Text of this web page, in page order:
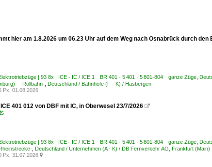
hier am 1.8.2026 um 06.23 Uhr auf dem Weg nach Osnabrück durch den
| 93 8x | ICE - IC / ICE 1 BR 401 · 5 401 · 5 801-804 ganze Züge
·Rollbahn· Deutschland / Bahnhöfe (F - K) / Hasbergen
Px, 01.08.2026
401 012 von DBF mit IC, in Oberwesel 23/7/2026 
| 93 8x | ICE - IC / ICE 1 BR 401 · 5 401 · 5 801-804 ganze Züge
Deutschland / Unternehmen (A - K) / DB Fernverkehr AG, Frankfurt (Main)
Px, 31.07.2026 